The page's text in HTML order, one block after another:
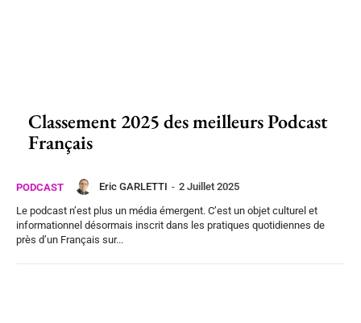
Classement 2025 des meilleurs Podcast
Français
PODCAST Eric GARLETTI - 2 Juillet 2025
Le podcast n’est plus un média émergent. C’est un objet culturel et
informationnel désormais inscrit dans les pratiques quotidiennes de
près d’un Français sur...